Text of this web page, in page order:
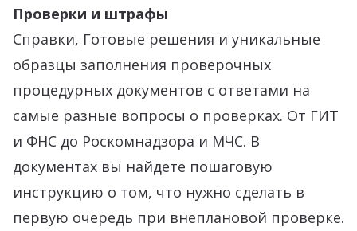
Проверки и штрафы
Справки, Готовые решения и уникальные
образцы заполнения проверочных
процедурных документов с ответами на
самые разные вопросы о проверках. От ГИТ
и ФНС до Роскомнадзора и МЧС. В
документах вы найдете пошаговую
инструкцию о том, что нужно сделать в
первую очередь при внеплановой проверке.